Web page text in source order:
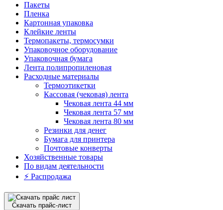
Пакеты
Пленка
Картонная упаковка
Клейкие ленты
Термопакеты, термосумки
Упаковочное оборудование
Упаковочная бумага
Лента полипропиленовая
Расходные материалы
Термоэтикетки
Кассовая (чековая) лента
Чековая лента 44 мм
Чековая лента 57 мм
Чековая лента 80 мм
Резинки для денег
Бумага для принтера
Почтовые конверты
Хозяйственные товары
По видам деятельности
⚡️ Распродажа
Скачать прайс-лист